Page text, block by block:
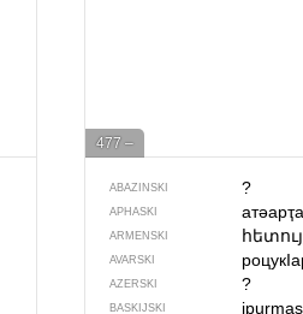
477 –
ABAZINSKI ?
APHASKI
ARMENSKI
AVARSKI
AZERSKI ?
BASKIJSKI